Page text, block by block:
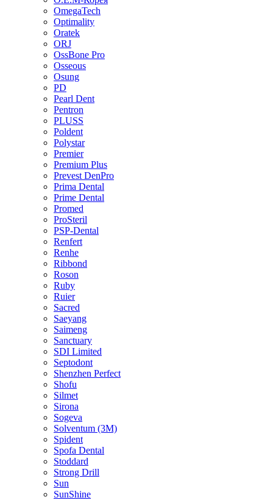
OmegaTech
Optimality
Oratek
ORJ
OssBone Pro
Osseous
Osung
PD
Pearl Dent
Pentron
PLUSS
Poldent
Polystar
Premier
Premium Plus
Prevest DenPro
Prima Dental
Prime Dental
Promed
ProSteril
PSP-Dental
Renfert
Renhe
Ribbond
Roson
Ruby
Ruier
Sacred
Saeyang
Saimeng
Sanctuary
SDI Limited
Septodont
Shenzhen Perfect
Shofu
Silmet
Sirona
Sogeva
Solventum (3M)
Spident
Spofa Dental
Stoddard
Strong Drill
Sun
SunShine